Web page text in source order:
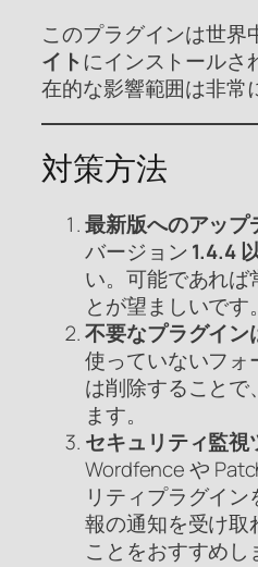
このプラグインは世界
イトにインストールさ
在的な影響範囲は非常
対策方法
最新版へのアップ
バージョン1.4.4
い。可能であれば
とが望ましいです。
不要なプラグイン
使っていないフォ
は削除すること
ます。
セキュリティ監視
Wordfence や
リティプラグイ
報の通知を受け取
ことをおすすめし